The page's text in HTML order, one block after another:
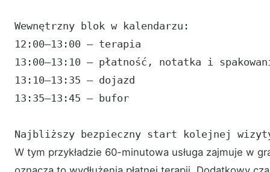
Wewnętrzny blok w kalendarzu:
12:00–13:00 — terapia
13:00–13:10 — płatność, notatka i
13:10–13:35 — dojazd
13:35–13:45 — bufor
Najbliższy bezpieczny start kolejnej
W tym przykładzie 60-minutowa usługa zajmuje w